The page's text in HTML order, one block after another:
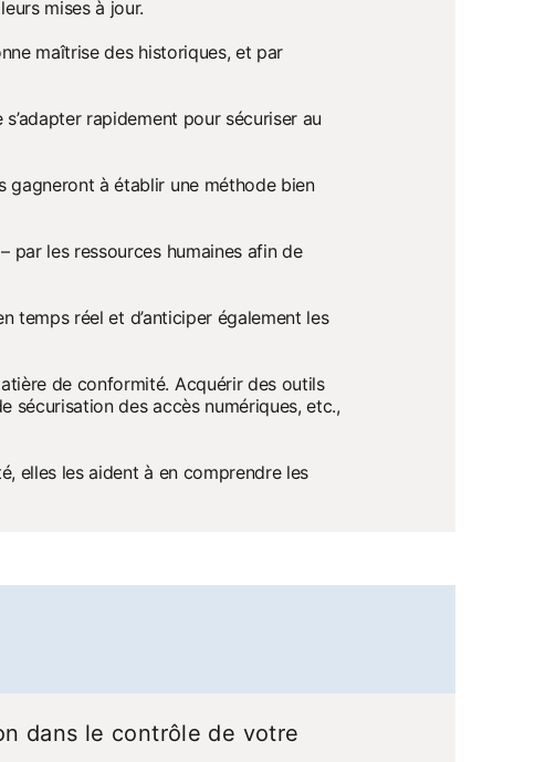
mises à jour.
maîtrise des historiques, et par
rapidement pour sécuriser au
gagneront à établir une méthode bien
par les ressources humaines afin de
temps réel et d’anticiper également les
de conformité. Acquérir des outils
sécurisation des accès numériques, etc.,
elles les aident à en comprendre les
dans le contrôle de votre